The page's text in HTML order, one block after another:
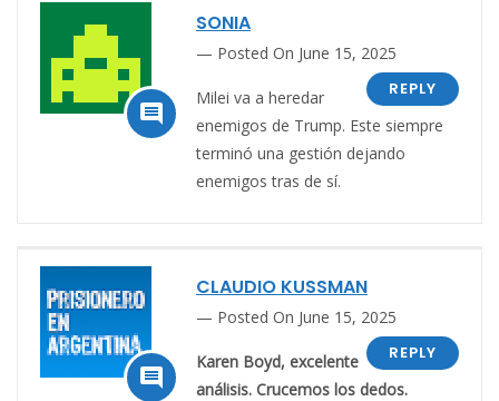

SONIA
Posted On June 15, 2025
REPLY
Milei va a heredar
enemigos de Trump. Este siempre
terminó una gestión dejando
enemigos tras de sí.

CLAUDIO KUSSMAN
Posted On June 15, 2025
REPLY
Karen Boyd, excelente
análisis. Crucemos los dedos.